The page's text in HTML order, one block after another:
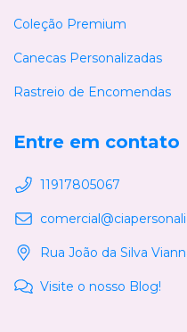
Coleção Premium
Canecas Personalizadas
Rastreio de Encomendas
Entre em contato
11917805067
Rua João da Silva
Visite o nosso Blog!